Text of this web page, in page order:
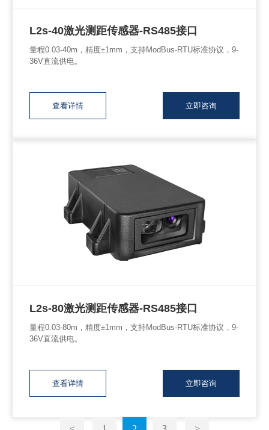
L2s-40激光测距传感器-RS485接口
量程0.03-40m，精度±1mm，支持ModBus-RTU标准协议，9-
36V直流供电。
查看详情 立即咨询
L2s-80激光测距传感器-RS485接口
量程0.03-80m，精度±1mm，支持ModBus-RTU标准协议，9-
36V直流供电。
查看详情 立即咨询